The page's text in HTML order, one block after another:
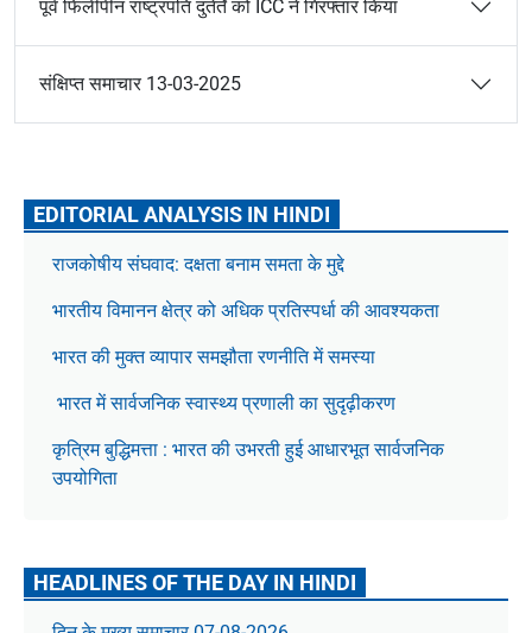
पूर्व फिलीपीन राष्ट्रपति दुतेर्ते को ICC ने गिरफ्तार किया
संक्षिप्त समाचार 13-03-2025
EDITORIAL ANALYSIS IN HINDI
राजकोषीय संघवाद: दक्षता बनाम समता के मुद्दे
भारतीय विमानन क्षेत्र को अधिक प्रतिस्पर्धा की आवश्यकता
भारत की मुक्त व्यापार समझौता रणनीति में समस्या
भारत में सार्वजनिक स्वास्थ्य प्रणाली का सुदृढ़ीकरण
कृत्रिम बुद्धिमत्ता : भारत की उभरती हुई आधारभूत सार्वजनिक
उपयोगिता
HEADLINES OF THE DAY IN HINDI